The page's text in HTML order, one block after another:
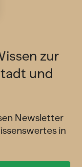
zur
und
Newsletter
in